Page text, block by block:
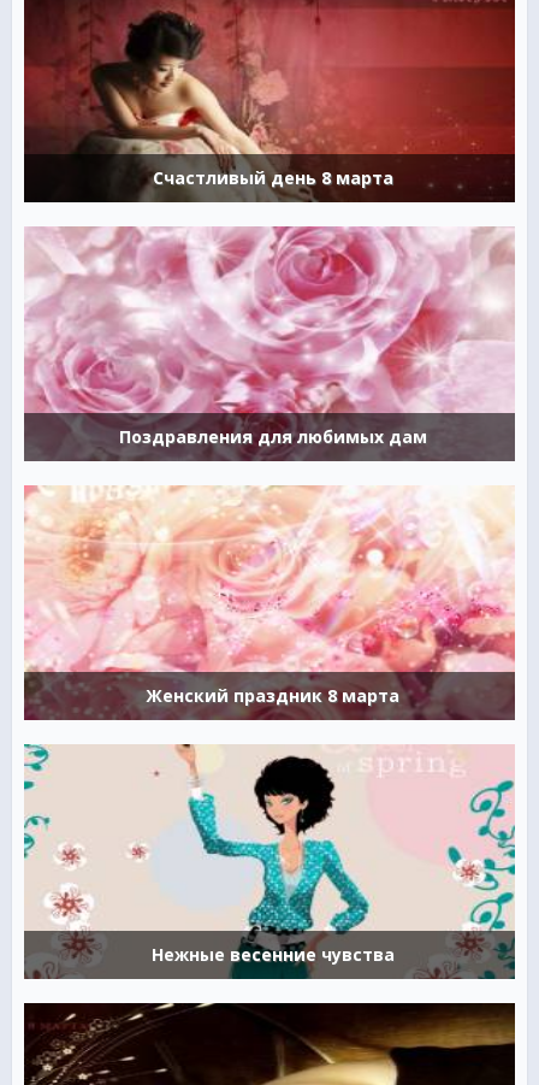
Счастливый день 8 марта
Поздравления для любимых дам
Женский праздник 8 марта
Нежные весенние чувства